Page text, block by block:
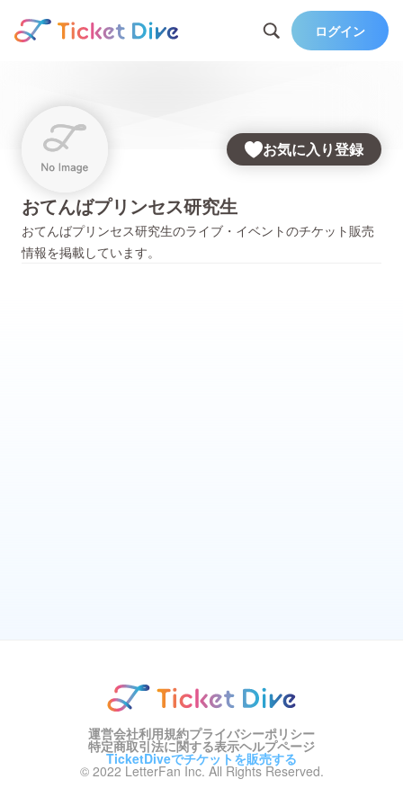
ログイン
お気に入り登録
おてんばプリンセス研究生
おてんばプリンセス研究生のライブ・イベントのチケット販売
情報を掲載しています。
運営会社利用規約プライバシーポリシー
特定商取引法に関する表示ヘルプページ
TicketDiveでチケットを販売する
© 2022 LetterFan Inc. All Rights Reserved.